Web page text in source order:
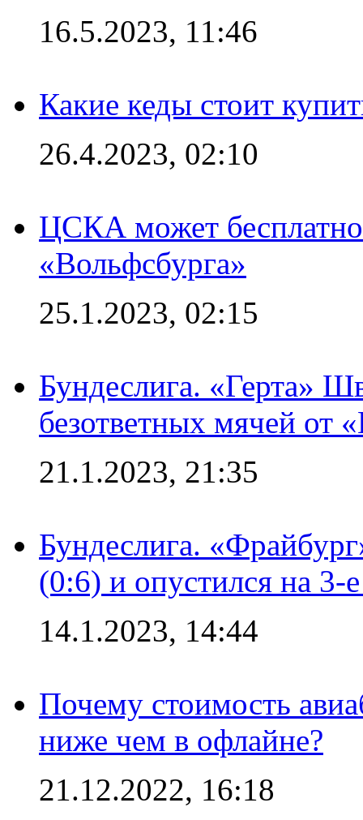
16.5.2023, 11:46
Какие кеды стоит
26.4.2023, 02:10
ЦСКА может
«Вольфсбурга»
25.1.2023, 02:15
Бундеслига. «Герта»
безответных мячей от
21.1.2023, 21:35
Бундеслига.
(0:6) и опустился на 3-
14.1.2023, 14:44
Почему стоимость
ниже чем в офлайне?
21.12.2022, 16:18